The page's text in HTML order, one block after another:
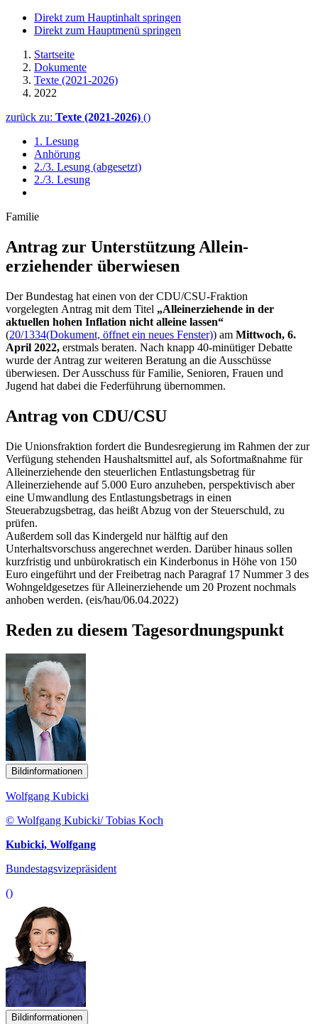
Direkt zum Hauptinhalt springen
Direkt zum Hauptmenü springen
Startseite
Dokumente
Texte (2021-2026)
2022
zurück zu: Texte (2021-2026) ()
1. Lesung
Anhörung
2./3. Lesung (abgesetzt)
2./3. Lesung
Familie
Antrag zur Unte­rstützung Allein­
erziehender überwiesen
Der Bundestag hat einen von der CDU/CSU-Fraktion
vorgelegten Antrag mit dem Titel „Alleinerziehende in der
aktuellen hohen Inflation nicht alleine lassen“
(20/1334(Dokument, öffnet ein neues Fenster)) am Mittwoch, 6.
April 2022, erstmals beraten. Nach knapp 40-minütiger Debatte
wurde der Antrag zur weiteren Beratung an die Ausschüsse
überwiesen. Der Ausschuss für Familie, Senioren, Frauen und
Jugend hat dabei die Federführung übernommen.
Antrag von CDU/CSU
Die Unionsfraktion fordert die Bundesregierung im Rahmen der zur
Verfügung stehenden Haushaltsmittel auf, als Sofortmaßnahme für
Alleinerziehende den steuerlichen Entlastungsbetrag für
Alleinerziehende auf 5.000 Euro anzuheben, perspektivisch aber
eine Umwandlung des Entlastungsbetrags in einen
Steuerabzugsbetrag, das heißt Abzug von der Steuerschuld, zu
prüfen.
Außerdem soll das Kindergeld nur hälftig auf den
Unterhaltsvorschuss angerechnet werden. Darüber hinaus sollen
kurzfristig und unbürokratisch ein Kinderbonus in Höhe von 150
Euro eingeführt und der Freibetrag nach Paragraf 17 Nummer 3 des
Wohngeldgesetzes für Alleinerziehende um 20 Prozent nochmals
anhoben werden. (eis/hau/06.04.2022)
Reden zu diesem Tagesordnungspunkt
Bildinformationen
Wolfgang Kubicki
© Wolfgang Kubicki/ Tobias Koch
Kubicki, Wolfgang
Bundestagsvizepräsident
()
Bildinformationen